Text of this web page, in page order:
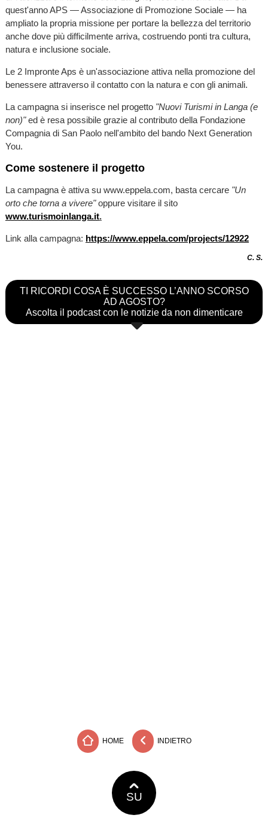
quest'anno APS — Associazione di Promozione Sociale — ha
ampliato la propria missione per portare la bellezza del territorio
anche dove più difficilmente arriva, costruendo ponti tra cultura,
natura e inclusione sociale.
Le 2 Impronte Aps è un'associazione attiva nella promozione del
benessere attraverso il contatto con la natura e con gli animali.
La campagna si inserisce nel progetto "Nuovi Turismi in Langa (e
non)"ed è resa possibile grazie al contributo della Fondazione
Compagnia di San Paolo nell'ambito del bando Next Generation
You.
Come sostenere il progetto
La campagna è attiva su www.eppela.com, basta cercare "Un
orto che torna a vivere"oppure visitare il sito
www.turismoinlanga.it.
Link alla campagna: https://www.eppela.com/projects/12922
C. S.
TI RICORDI COSA È SUCCESSO L’ANNO SCORSO
AD AGOSTO?
Ascolta il podcast con le notizie da non dimenticare
HOME INDIETRO
SU